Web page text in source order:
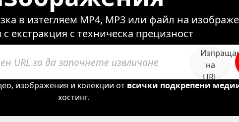
в изтегляем MP4, MP3 или файл на
с екстракция с техническа прецизност
на
URL
изображения и колекции от всички подкрепени
хостинг.